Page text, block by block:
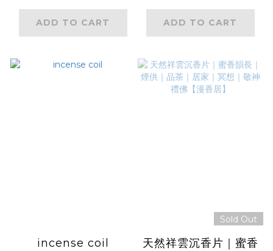
ADD TO CART ADD TO CART
incense coil
Sold Out
天然祥雲沉香片｜蜜香